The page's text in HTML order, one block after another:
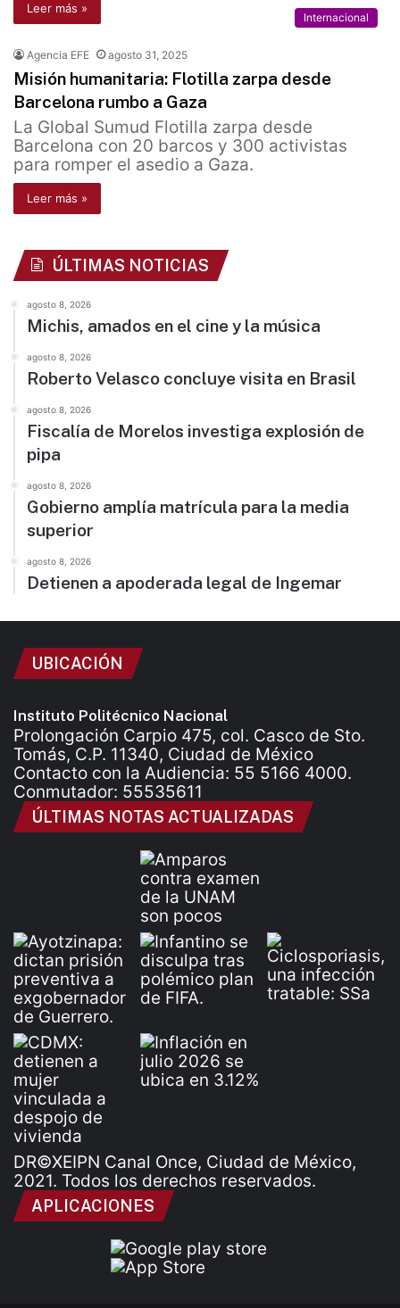
Leer más »
Internacional
Agencia EFE agosto 31, 2025
Misión humanitaria: Flotilla zarpa desde
Barcelona rumbo a Gaza
La Global Sumud Flotilla zarpa desde
Barcelona con 20 barcos y 300 activistas
para romper el asedio a Gaza.
Leer más »
ÚLTIMAS NOTICIAS
agosto 8, 2026
Michis, amados en el cine y la música
agosto 8, 2026
Roberto Velasco concluye visita en Brasil
agosto 8, 2026
Fiscalía de Morelos investiga explosión de
pipa
agosto 8, 2026
Gobierno amplía matrícula para la media
superior
agosto 8, 2026
Detienen a apoderada legal de Ingemar
UBICACIÓN
Instituto Politécnico Nacional
Prolongación Carpio 475, col. Casco de Sto.
Tomás, C.P. 11340, Ciudad de México
Contacto con la Audiencia: 55 5166 4000.
Conmutador: 55535611
ÚLTIMAS NOTAS ACTUALIZADAS
DR©XEIPN Canal Once, Ciudad de México,
2021. Todos los derechos reservados.
APLICACIONES